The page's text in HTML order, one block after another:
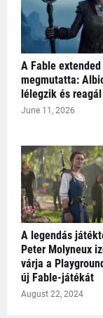
A Fable
megmutatta:
lélegzik és reagál
June 11, 2026
A legendás
Peter Molyneux
várja a
új Fable-játékát
August 22, 2024